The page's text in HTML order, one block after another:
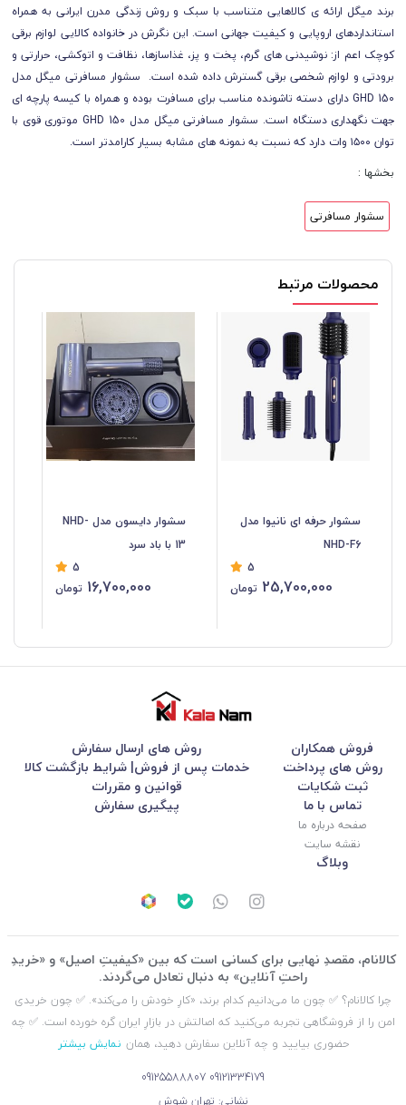
برند میگل ارائه ی کالاهایی متناسب با سبک و روش زندگی مدرن ایرانی به همراه
استانداردهای اروپایی و کیفیت جهانی است. این نگرش در خانواده کالایی لوازم برقی
کوچک اعم از: نوشیدنی های گرم، پخت و پز، غذاسازها، نظافت و اتوکشی، حرارتی و
برودتی و لوازم شخصی برقی گسترش داده شده است. سشوار مسافرتی میگل مدل
GHD 150 دارای دسته تاشونده مناسب برای مسافرت بوده و همراه با کیسه پارچه ای
جهت نگهداری دستگاه است. سشوار مسافرتی میگل مدل GHD 150 موتوری قوی با
توان ۱۵۰۰ وات دارد که نسبت به نمونه های مشابه بسیار کارامدتر است.
بخشها :
سشوار مسافرتی
محصولات مرتبط
سشوار حرفه ای نانیوا مدل
NHD-F6
5
25,700,000 تومان
سشوار دایسون مدل NHD-
13 با باد سرد
5
16,700,000 تومان
فروش همکاران
روش های ارسال سفارش
روش های پرداخت
خدمات پس از فروش| شرایط بازگشت کالا
ثبت شکایات
قوانین و مقررات
تماس با ما
صفحه درباره ما
نقشه سایت
پیگیری سفارش
وبلاگ
کالانام، مقصدِ نهایی برای کسانی است که بین «کیفیتِ اصیل» و «خریدِ
راحتِ آنلاین» به دنبال تعادل می‌گردند.
چرا کالانام؟ ✅ چون ما می‌دانیم کدام برند، «کارِ خودش را می‌کند». ✅ چون خریدی
امن را از فروشگاهی تجربه می‌کنید که اصالتش در بازارِ ایران گره خورده است. ✅ چه
حضوری بیایید و چه آنلاین سفارش دهید، همان نمایش بیشتر
09121334179
09125588807
نشانی: تهران شوش